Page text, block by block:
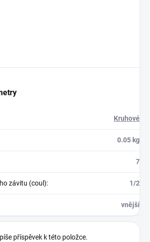
Kruhové
0.05 kg
7
závitu (coul): 1/2
vnější
příspěvek k této položce.